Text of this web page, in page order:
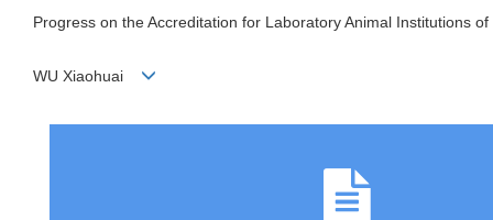
Progress on the Accreditation for Laboratory Animal Institutions of
WU Xiaohuai